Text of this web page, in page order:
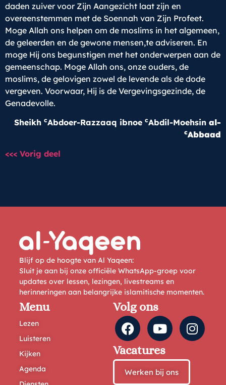
daden zuiver voor Zijn Aangezicht laat zijn en
overeenstemmen met de Soennah van Zijn Profeet.
Moge Allah ons helpen om de moslims in het algemeen,
de geleerden en de gewone mensen,te adviseren. En
moge Hij ons begunstigen met het onderwerpen aan de
gemeenschap. Moge Allah ons, onze ouders, de
moslims, de gelovigen zowel de levende als de dode
vergeven. Voorwaar, Hij is de Vergevingsgezinde, de
Genadevolle.
Sheikh cAbdoer-Razzaaq ibnoe cAbdil-Moehsin al-
cAbbaad
<<< Vorig deel
Blijf op de hoogte van Al Yaqeen:
Sluit je aan bij onze officiële WhatsApp-groep voor
updates over lessen, lezingen, livestreams en
herinneringen aan belangrijke islamitische momenten.
Menu
Lezen
Luisteren
Kijken
Agenda
Volg ons
Vacatures
Werken bij ons